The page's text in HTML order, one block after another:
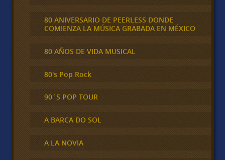
80 ANIVERSARIO DE PEERLESS DONDE
COMIENZA LA MÚSICA GRABADA EN MÉXICO
80 AÑOS DE VIDA MUSICAL
80's Pop Rock
90´S POP TOUR
A BARCA DO SOL
A LA NOVIA